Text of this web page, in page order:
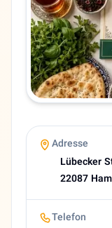
Telefon
04071004724
Sprachen
Deutsch, Persisch
Bewertung
4,2 (15 Google
Heutige
Geschlossen
About Ahmadian
🇩🇪 Supermarkt
Adresse
Lübecker
22087
Telefon